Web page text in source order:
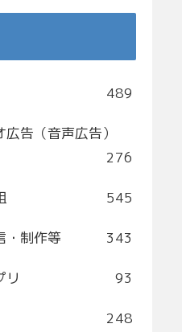
489
告（音声広告）
276
545
・制作等 343
リ 93
248